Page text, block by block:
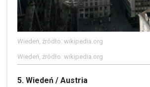
Wiedeń, źródło: wikipedia.org
Wiedeń, źródło: wikipedia.org
5. Wiedeń / Austria